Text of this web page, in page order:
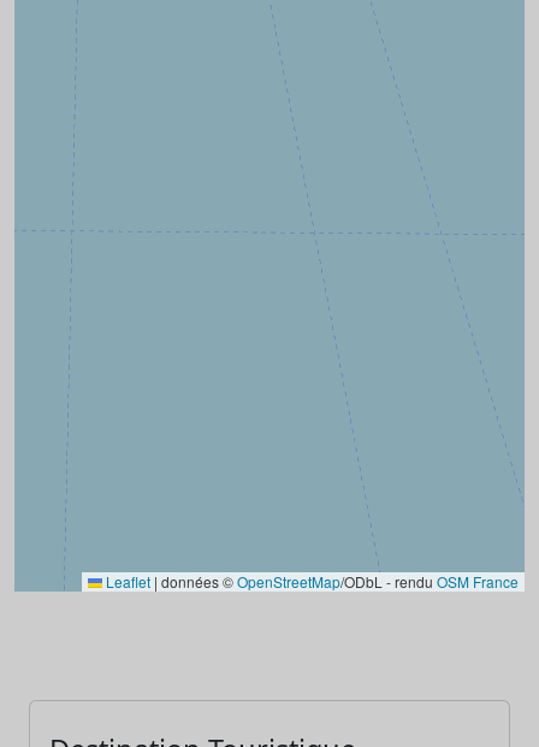
Leaflet | données ©OpenStreetMap/ODbL - rendu OSM France